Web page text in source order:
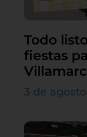
Todo
fiestas
3 de